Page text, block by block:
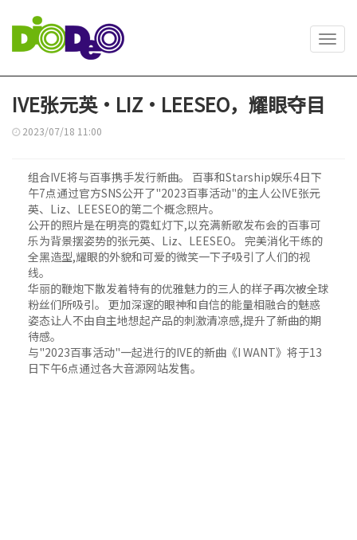
IVE张元英·LIZ·LEESEO，耀眼夺目
2023/07/18 11:00
组合IVE将与百事携手发行新曲。 百事和Starship娱乐4日下
午7点通过官方SNS公开了"2023百事活动"的主人公IVE张元
英、Liz、LEESEO的第二个概念照片。
公开的照片是在明亮的霓虹灯下,以充满新歌发布会的百事可
乐为背景摆姿势的张元英、Liz、LEESEO。 完美消化干练的
全黑造型,耀眼的外貌和可爱的微笑一下子吸引了人们的视
线。
华丽的鞭炮下散发着特有的优雅魅力的三人的样子再次被全球
粉丝们所吸引。 更加深邃的眼神和自信的能量相融合的魅惑
姿态让人不由自主地想起产品的刺激清凉感,提升了新曲的期
待感。
与"2023百事活动"一起进行的IVE的新曲《I WANT》将于13
日下午6点通过各大音源网站发售。